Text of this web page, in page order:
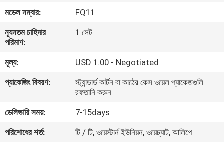
কারখানা
ভ্রমণ
মান
নিয়ন্ত্রণ
যোগাযোগ
করুন
মডেল নম্বার:
FQ11
ন্যূনতম চাহিদার
পরিমাণ:
1 সেট
মূল্য:
USD 1.00 - Negotiated
প্যাকেজিং বিবরণ:
স্ট্যান্ডার্ড কার্টন বা কাঠের কেস ওয়েল প্যাকেজগুলি
রফতানি করুন
ডেলিভারি সময়:
7-15days
পরিশোধের শর্ত:
টি / টি, ওয়েস্টার্ন ইউনিয়ন, ওয়েচ্যাট, আলিপে